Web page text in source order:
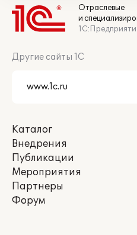
Отраслевые
и
Другие сайты 1С
Каталог
Внедрения
Публикации
Мероприятия
Партнеры
Форум